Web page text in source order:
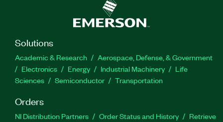
Solutions
Academic & Research
Aerospace, Defense, & Government
Electronics
Energy Industrial Machinery
Life
Sciences
Semiconductor Transportation
Orders
NI Distribution Partners Order Status and History
Retrieve